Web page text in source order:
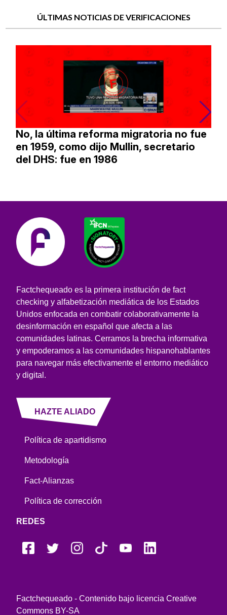
ÚLTIMAS NOTICIAS DE VERIFICACIONES
No, la última reforma migratoria no fue
en 1959, como dijo Mullin, secretario
del DHS: fue en 1986
Factchequeado es la primera institución de fact
checking y alfabetización mediática de los Estados
Unidos enfocada en combatir colaborativamente la
desinformación en español que afecta a las
comunidades latinas. Cerramos la brecha informativa
y empoderamos a las comunidades hispanohablantes
para navegar más efectivamente el entorno mediático
y digital.
HAZTE ALIADO
Política de apartidismo
Metodología
Fact-Alianzas
Política de corrección
REDES
Factchequeado - Contenido bajo licencia Creative
Commons BY-SA